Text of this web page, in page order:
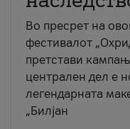
Во пресрет на
фестивалот
претстави
централен дел е
легендарната
„Билјан